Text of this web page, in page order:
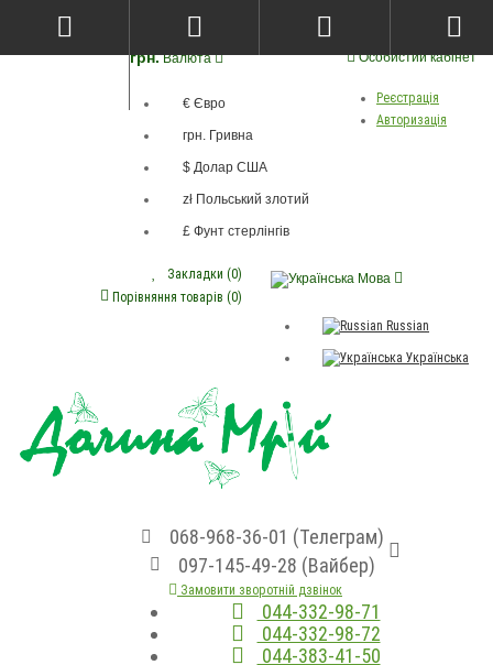
Особистий кабінет
Реєстрація
Авторизація
грн. Валюта
€ Євро
грн. Гривна
$ Долар США
zł Польський злотий
£ Фунт стерлінгів
Мова
Russian
Українська
Закладки (0)
Порівняння товарів (0)
068-968-36-01 (Телеграм)
097-145-49-28 (Вайбер)
Замовити зворотній дзвінок
044-332-98-71
044-332-98-72
044-383-41-50